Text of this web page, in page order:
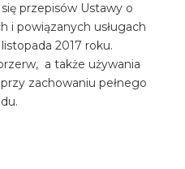
przepisów Ustawy o
i powiązanych usługach
2017 roku.
a także używania
zachowaniu pełnego